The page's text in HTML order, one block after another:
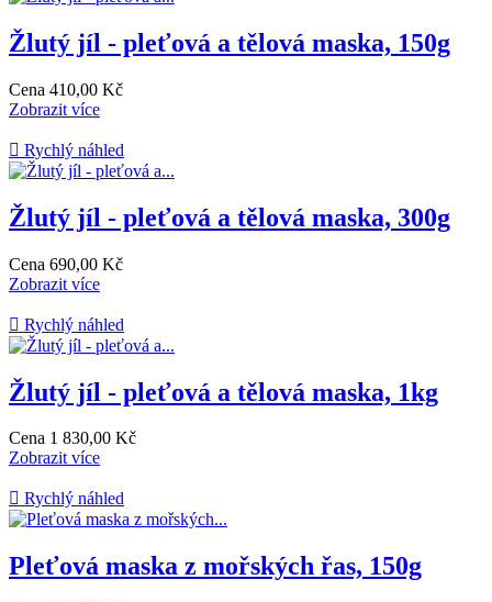
Žlutý jíl - pleťová a tělová maska, 150g
Cena 410,00 Kč
Zobrazit více
 Rychlý náhled
Žlutý jíl - pleťová a tělová maska, 300g
Cena 690,00 Kč
Zobrazit více
 Rychlý náhled
Žlutý jíl - pleťová a tělová maska, 1kg
Cena 1 830,00 Kč
Zobrazit více
 Rychlý náhled
Pleťová maska z mořských řas, 150g